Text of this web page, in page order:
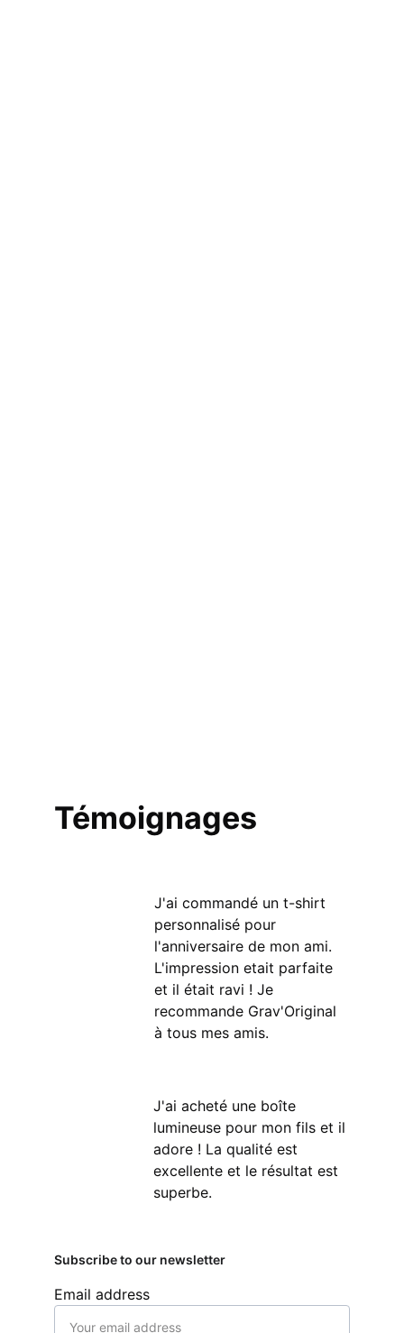
J'ai commandé un t-shirt
personnalisé pour
l'anniversaire de mon ami.
L'impression etait parfaite
et il était ravi ! Je
recommande Grav'Original
à tous mes amis.
Témoignages
J'ai acheté une boîte
lumineuse pour mon fils et il
adore ! La qualité est
excellente et le résultat est
superbe.
Email address
Subscribe to our newsletter